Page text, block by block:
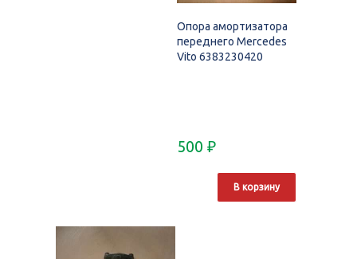
Опора амортизатора
переднего Mercedes
Vito 6383230420
500 ₽
В корзину